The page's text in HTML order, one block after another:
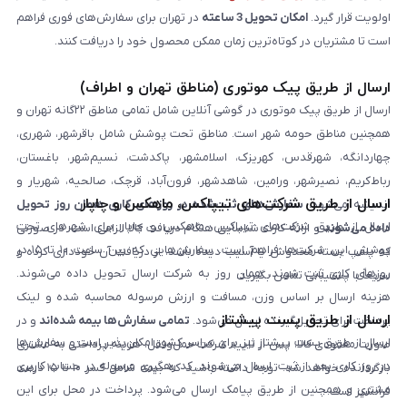
اولویت قرار گیرد. امکان تحویل 3 ساعته
در تهران برای سفارش‌های فوری فراهم
است تا مشتریان در کوتاه‌ترین زمان ممکن محصول خود را دریافت کنند.
ارسال از طریق پیک موتوری (مناطق تهران و اطراف)
ارسال از طریق پیک موتوری در گوشی آنلاین شامل تمامی مناطق ۲۲گانه تهران و
همچنین مناطق حومه شهر است. مناطق تحت پوشش شامل باقرشهر، شهرری،
چهاردانگه، شهرقدس، کهریزک، اسلامشهر، پاکدشت، نسیم‌شهر، باغستان،
رباط‌کریم، نصیرشهر، ورامین، شاهدشهر، فرون‌آباد، قرچک، صالحیه، شهریار و
اندیشه می‌شود. سفارش‌های ثبت‌شده در روزهای کاری همان روز تحویل
داده می‌شوندو ارائه کارت شناسایی هنگام دریافت کالا الزامی است. در صورتی
که پلمپ بسته مخدوش یا آسیب دیده باشد، از دریافت آن خودداری کرده و
سریعاً با پشتیبانی تماس بگیرید.
ارسال از طریق شرکت‌های تیپاکس، ماهکس و چاپار
ارسال از طریق شرکت‌های تیپاکس، ماهکس و چاپار برای شهرهای تحت
پوشش این شرکت‌ها فراهم است. سفارش‌هایی که بین ساعت ۱۰ تا ۱۵ در
روزهای کاری ثبت شوند، همان روز به شرکت ارسال تحویل داده می‌شوند.
هزینه ارسال بر اساس وزن، مسافت و ارزش مرسوله محاسبه شده و لینک
پرداخت برای تحویل‌گیرنده ارسال می‌شود. تمامی سفارش‌ها بیمه شده‌اند و در
صورت مفقودی کالا، پس از تایید شرکت حمل‌ونقل، هزینه پرداختی به مشتری
بازگردانده خواهد شد. توجه داشته باشید که بیمه شامل کسر ۱۰ تا ۱۵ درصد
فرانشیز است.
ارسال از طریق پست پیشتاز
ارسال از طریق پست پیشتاز نیز برای سراسر کشور امکان‌پذیر است و سفارش‌ها
در روز کاری بعد از ثبت، ارسال می‌شوند. کد رهگیری مرسوله در حساب کاربری
مشتری و همچنین از طریق پیامک ارسال می‌شود. پرداخت در محل برای این